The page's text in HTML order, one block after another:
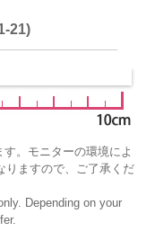
21)
。モニターの環境によ
りますので、ご了承くだ
Depending on your